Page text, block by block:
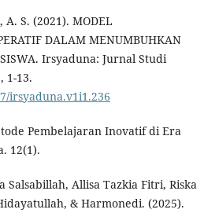
S. (2021). MODEL
DALAM MENUMBUHKAN
Irsyaduna: Jurnal Studi
1-13.
irsyaduna.v1i1.236
Pembelajaran Inovatif di Era
12(1).
Allisa Tazkia Fitri, Riska
& Harmonedi. (2025).